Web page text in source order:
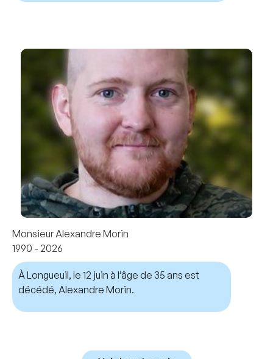
Monsieur Alexandre Morin
1990 - 2026
À Longueuil, le 12 juin à l’âge de 35 ans est
décédé, Alexandre Morin.